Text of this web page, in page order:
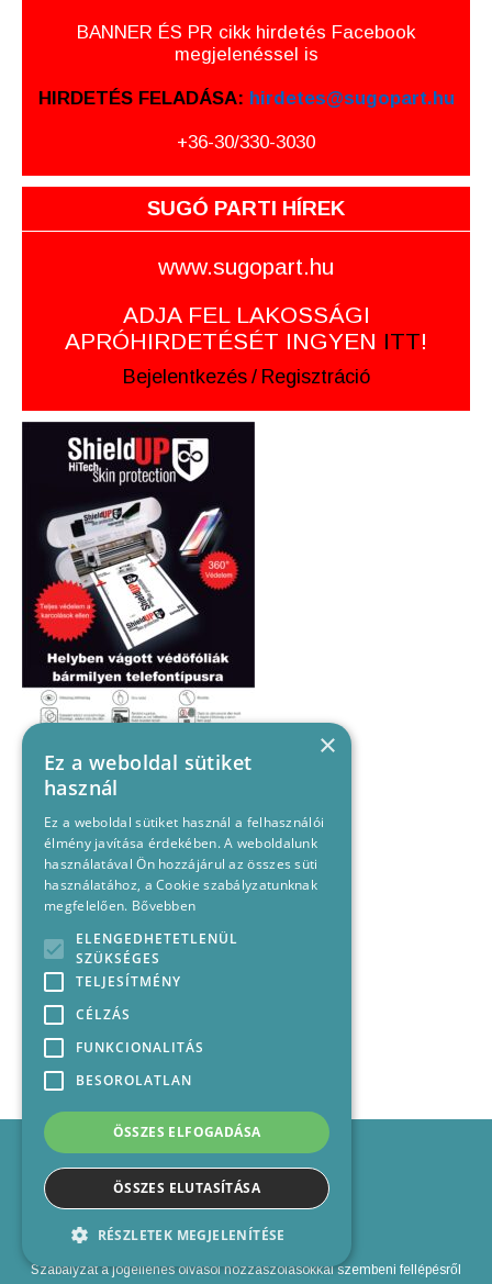
BANNER ÉS PR cikk hirdetés Facebook
megjelenéssel is
HIRDETÉS FELADÁSA: hirdetes@sugopart.hu
+36-30/330-3030
SUGÓ PARTI HÍREK
www.sugopart.hu
ADJA FEL LAKOSSÁGI
APRÓHIRDETÉSÉT INGYEN ITT!
Bejelentkezés / Regisztráció
Impresszum
Médiajánlat
Felhasználási feltételek
Kapcsolat
Szabályzat a jogellenes olvasói hozzászólásokkal szembeni fellépésről
×
Ez a weboldal sütiket
használ
Ez a weboldal sütiket használ a felhasználói
élmény javítása érdekében. A weboldalunk
használatával Ön hozzájárul az összes süti
használatához, a Cookie szabályzatunknak
megfelelően. Bővebben
ELENGEDHETETLENÜL
SZÜKSÉGES
TELJESÍTMÉNY
CÉLZÁS
FUNKCIONALITÁS
BESOROLATLAN
ÖSSZES ELFOGADÁSA
ÖSSZES ELUTASÍTÁSA
RÉSZLETEK MEGJELENÍTÉSE